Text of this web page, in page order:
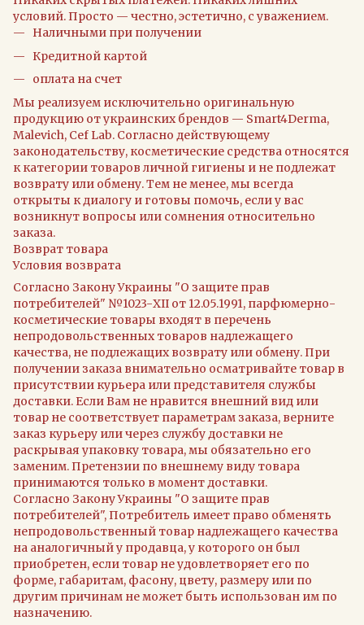
условий. Просто — честно, эстетично, с уважением.
Наличными при получении
Кредитной картой
оплата на счет
Мы реализуем исключительно оригинальную
продукцию от украинских брендов — Smart4Derma,
Malevich, Cef Lab. Согласно действующему
законодательству, косметические средства относятся
к категории товаров личной гигиены и не подлежат
возврату или обмену. Тем не менее, мы всегда
открыты к диалогу и готовы помочь, если у вас
возникнут вопросы или сомнения относительно
заказа.
Возврат товара
Условия возврата
Согласно Закону Украины "О защите прав
потребителей" №1023-XII от 12.05.1991, парфюмерно-
косметические товары входят в перечень
непродовольственных товаров надлежащего
качества, не подлежащих возврату или обмену. При
получении заказа внимательно осматривайте товар в
присутствии курьера или представителя службы
доставки. Если Вам не нравится внешний вид или
товар не соответствует параметрам заказа, верните
заказ курьеру или через службу доставки не
раскрывая упаковку товара, мы обязательно его
заменим. Претензии по внешнему виду товара
принимаются только в момент доставки.
Согласно Закону Украины "О защите прав
потребителей", Потребитель имеет право обменять
непродовольственный товар надлежащего качества
на аналогичный у продавца, у которого он был
приобретен, если товар не удовлетворяет его по
форме, габаритам, фасону, цвету, размеру или по
другим причинам не может быть использован им по
назначению.